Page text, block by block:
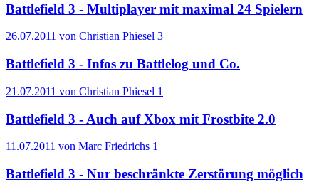
Battlefield 3 - Multiplayer mit maximal 24 Spielern
26.07.2011 von Christian Phiesel 3
Battlefield 3 - Infos zu Battlelog und Co.
21.07.2011 von Christian Phiesel 1
Battlefield 3 - Auch auf Xbox mit Frostbite 2.0
11.07.2011 von Marc Friedrichs 1
Battlefield 3 - Nur beschränkte Zerstörung möglich